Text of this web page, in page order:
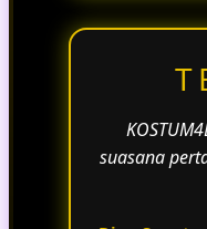
suasana